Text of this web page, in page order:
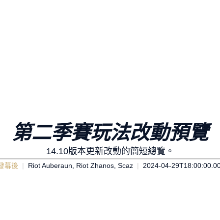
第二季賽玩法改動預覽
14.10版本更新改動的簡短總覽。
幕後 Riot Auberaun, Riot Zhanos, Scaz 2024-04-